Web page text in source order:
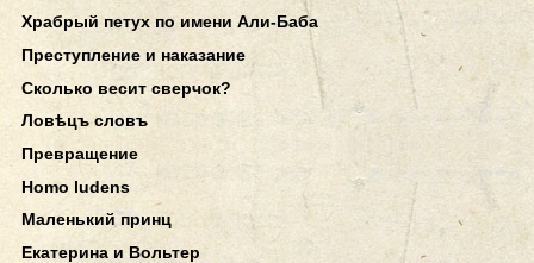
Храбрый петух по имени Али-Баба
Преступление и наказание
Сколько весит сверчок?
Ловѣцъ словъ
Превращение
Homo ludens
Маленький принц
Екатерина и Вольтер